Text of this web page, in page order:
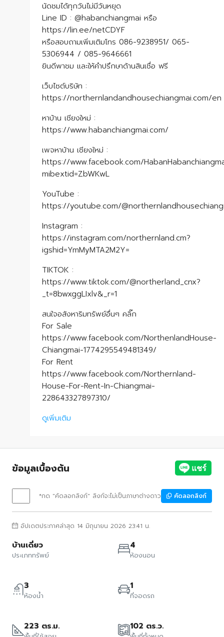
นัดชมได้ทุกวันไม่มีวันหยุด
Line ID : @habanchiangmai หรือ
https://lin.ee/netCDYF
หรือสอบถามเพิ่มเติมโทร 086-9238951/ 065-
5306944 / 085-9646661
ยินดีพาชม และให้คำปรึกษาด้านสินเชื่อ ฟรี
เว็บไซต์บริษัท :
https://northernlandandhousechiangmai.com/en
หาบ้าน เชียงใหม่ :
https://www.habanchiangmai.com/
เพจหาบ้าน เชียงใหม่ :
https://www.facebook.com/
mibextid=ZbWKwL
YouTube :
https://youtube.com/
Instagram :
https://instagram.com/northernland.cm?
igshid=YmMyMTA2M2Y=
TIKTOK :
https://www.tiktok.com/@northerland_cnx?
_t=8bwxggLIxlv&_r=1
สนใจอสังหาริมทรัพย์อื่นๆ คลิ๊ก
For Sale
https://www.facebook.com/NorthenlandHouse-
Chiangmai-1774295549481349/
For Rent
https://www.facebook.com/Northernland-
House-For-Rent-In-Chiangmai-
228643327897310/
ดูเพิ่มเติม
ข้อมูลเบื้องต้น
*กด "คัดลอกลิงก์" ลิงก์จะไม่เป็นภาษาต่างดาว คัดลอกลิงก์
อัปเดตประกาศล่าสุด 14 มิถุนายน 2026 23:41 น.
บ้านเดี่ยว
ประเภททรัพย์
4
ห้องนอน
3
ห้องน้ำ
1
ที่จอดรถ
223 ตร.ม. 102 ตร.ว.